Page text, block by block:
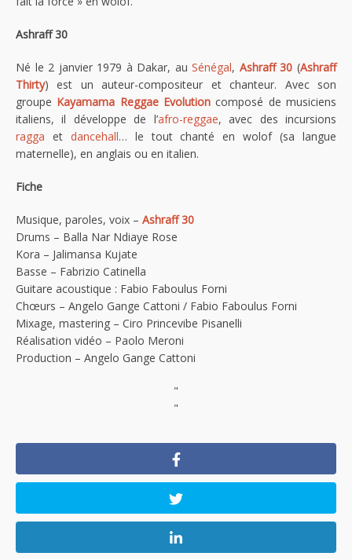
Ashraff 30
Né le 2 janvier 1979 à Dakar, auSénégal, Ashraff 30 (Ashraff
Thirty) est un auteur-compositeur et chanteur. Avec son
groupe Kayamama Reggae Evolution composé de musiciens
italiens, il développe de l’afro-reggae, avec des incursions
ragga et dancehall… le tout chanté en wolof (sa langue
maternelle), en anglais ou en italien.
Fiche
Musique, paroles, voix – Ashraff 30
Drums – Balla Nar Ndiaye Rose
Kora – Jalimansa Kujate
Basse – Fabrizio Catinella
Guitare acoustique : Fabio Faboulus Forni
Chœurs – Angelo Gange Cattoni / Fabio Faboulus Forni
Mixage, mastering – Ciro Princevibe Pisanelli
Réalisation vidéo – Paolo Meroni
Production – Angelo Gange Cattoni
"
"